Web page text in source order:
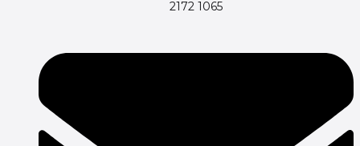
2172 1065